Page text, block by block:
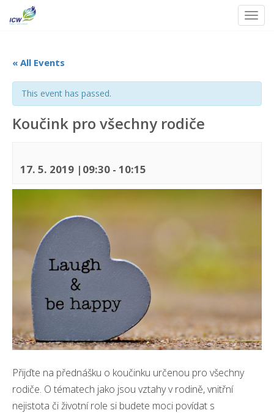
content
« All Events
This event has passed.
Koučink pro všechny rodiče
17. 5. 2019 |09:30 - 10:15
Přijďte na přednášku o koučinku určenou pro všechny
rodiče. O tématech jako jsou vztahy v rodině, vnitřní
nejistota či životní role si budete moci povídat s